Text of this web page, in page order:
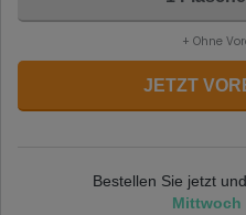
+ Ohne
JETZT
Bestellen Sie jetzt
Mittwoch